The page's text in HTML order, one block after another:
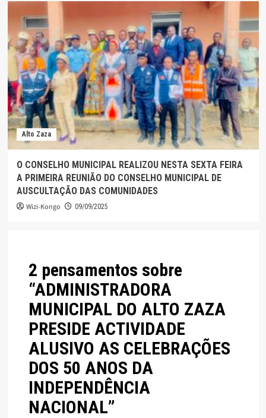
Alto Zaza
O CONSELHO MUNICIPAL REALIZOU NESTA SEXTA FEIRA
A PRIMEIRA REUNIÃO DO CONSELHO MUNICIPAL DE
AUSCULTAÇÃO DAS COMUNIDADES
Wizi-Kongo 09/09/2025
2 pensamentos sobre
“ADMINISTRADORA
MUNICIPAL DO ALTO ZAZA
PRESIDE ACTIVIDADE
ALUSIVO AS CELEBRAÇÕES
DOS 50 ANOS DA
INDEPENDÊNCIA
NACIONAL”